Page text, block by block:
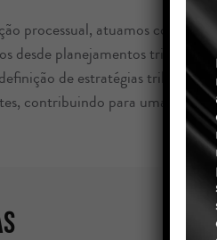
processual, atuamos como
desde planejamentos tributários
de estratégias
contribuindo para uma